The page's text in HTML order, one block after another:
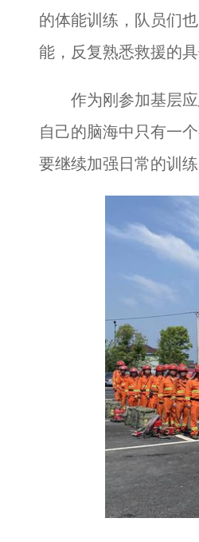
的体能训练，队员们
能，反复熟悉救援的具
作为刚参加基层应
自己的脑海中只有一
要继续加强日常的训